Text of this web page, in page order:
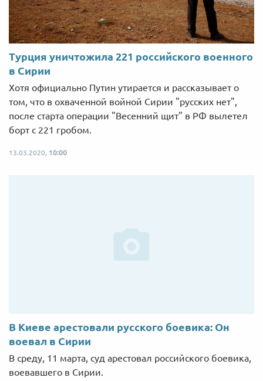
Турция уничтожила 221 российского военного
в Сирии
Хотя официально Путин утирается и рассказывает о
том, что в охваченной войной Сирии "русских нет",
после старта операции "Весенний щит" в РФ вылетел
борт с 221 гробом.
13.03.2020, 10:00
В Киеве арестовали русского боевика: Он
воевал в Сирии
В среду, 11 марта, суд арестовал российского боевика,
воевавшего в Сирии.